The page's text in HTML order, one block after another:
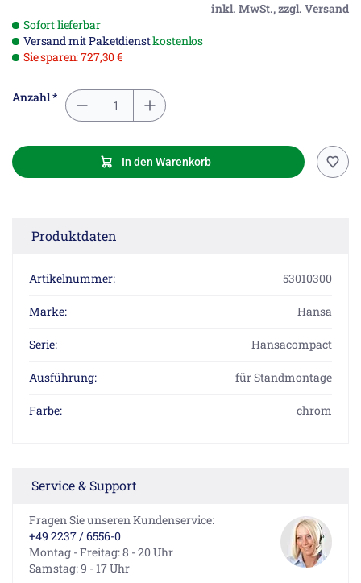
inkl. MwSt.,zzgl. Versand
Sofort lieferbar
Versand mit Paketdienstkostenlos
Sie sparen: 727,30 €
Anzahl *
In den Warenkorb
Produktdaten
Artikelnummer: 53010300
Marke: Hansa
Serie: Hansacompact
Ausführung: für Standmontage
Farbe: chrom
Service & Support
Fragen Sie unseren Kundenservice:
+49 2237 / 6556-0
Montag - Freitag: 8 - 20 Uhr
Samstag: 9 - 17 Uhr